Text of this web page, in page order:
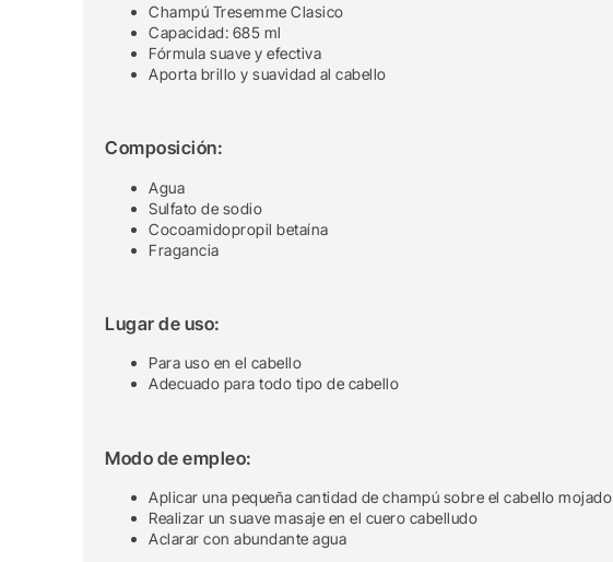
Champú Tresemme Clasico
Capacidad: 685 ml
Fórmula suave y efectiva
Aporta brillo y suavidad al cabello
Composición:
Agua
Sulfato de sodio
Cocoamidopropil betaína
Fragancia
Lugar de uso:
Para uso en el cabello
Adecuado para todo tipo de cabello
Modo de empleo:
Aplicar una pequeña cantidad de champú sobre el cabello mojado
Realizar un suave masaje en el cuero cabelludo
Aclarar con abundante agua